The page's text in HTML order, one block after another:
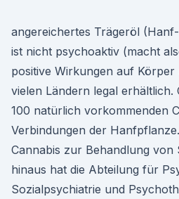
angereichertes Trägeröl
ist nicht psychoaktiv (macht
positive Wirkungen auf Körper
vielen Ländern legal erhältlich.
100 natürlich vorkommenden
Verbindungen der
Cannabis zur Behandlung
hinaus hat die Abteilung für
Sozialpsychiatrie und